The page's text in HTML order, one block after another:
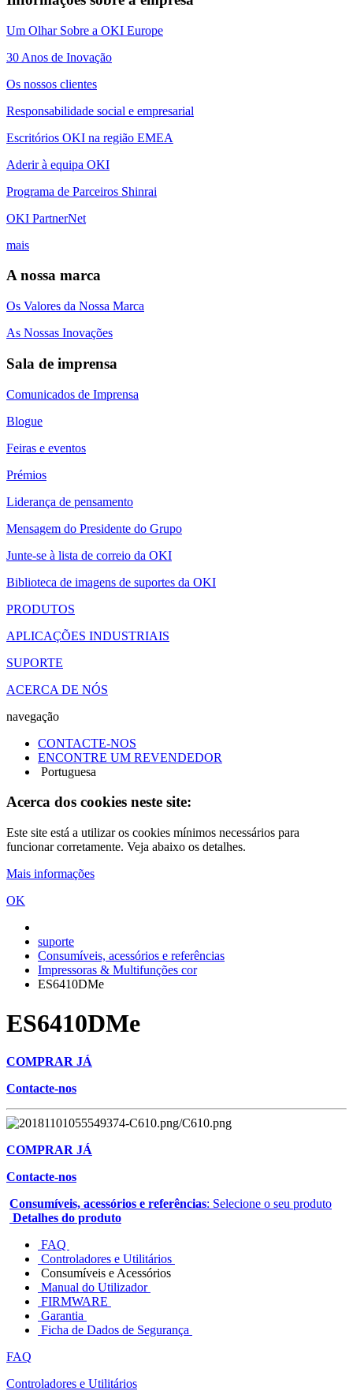
Um Olhar Sobre a OKI Europe
30 Anos de Inovação
Os nossos clientes
Responsabilidade social e empresarial
Escritórios OKI na região EMEA
Aderir à equipa OKI
Programa de Parceiros Shinrai
OKI PartnerNet
mais
A nossa marca
Os Valores da Nossa Marca
As Nossas Inovações
Sala de imprensa
Comunicados de Imprensa
Blogue
Feiras e eventos
Prémios
Liderança de pensamento
Mensagem do Presidente do Grupo
Junte-se à lista de correio da OKI
Biblioteca de imagens de suportes da OKI
PRODUTOS
APLICAÇÕES INDUSTRIAIS
SUPORTE
ACERCA DE NÓS
navegação
CONTACTE-NOS
ENCONTRE UM REVENDEDOR
Portuguesa
Acerca dos cookies neste site:
Este site está a utilizar os cookies mínimos necessários para
funcionar corretamente. Veja abaixo os detalhes.
Mais informações
OK
suporte
Consumíveis, acessórios e referências
Impressoras & Multifunções cor
ES6410DMe
ES6410DMe
COMPRAR JÁ
Contacte-nos
COMPRAR JÁ
Contacte-nos
Consumíveis, acessórios e referências: Selecione o seu produto
Detalhes do produto
FAQ
Controladores e Utilitários
Consumíveis e Acessórios
Manual do Utilizador
FIRMWARE
Garantia
Ficha de Dados de Segurança
FAQ
Controladores e Utilitários